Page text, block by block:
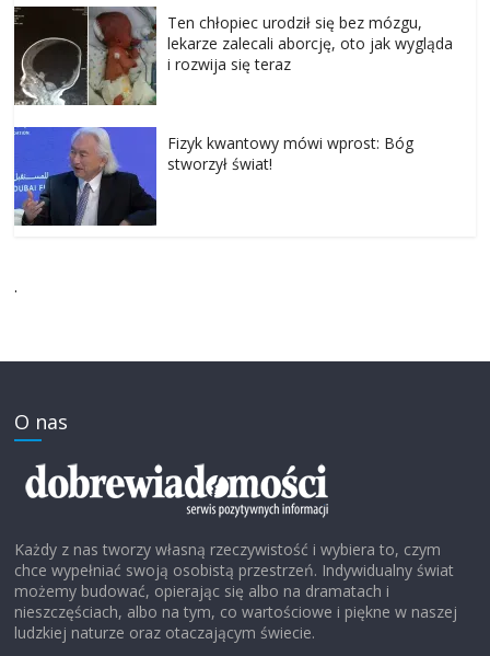
Ten chłopiec urodził się bez mózgu,
lekarze zalecali aborcję, oto jak wygląda
i rozwija się teraz
Fizyk kwantowy mówi wprost: Bóg
stworzył świat!
.
O nas
Każdy z nas tworzy własną rzeczywistość i wybiera to, czym
chce wypełniać swoją osobistą przestrzeń. Indywidualny świat
możemy budować, opierając się albo na dramatach i
nieszczęściach, albo na tym, co wartościowe i piękne w naszej
ludzkiej naturze oraz otaczającym świecie.